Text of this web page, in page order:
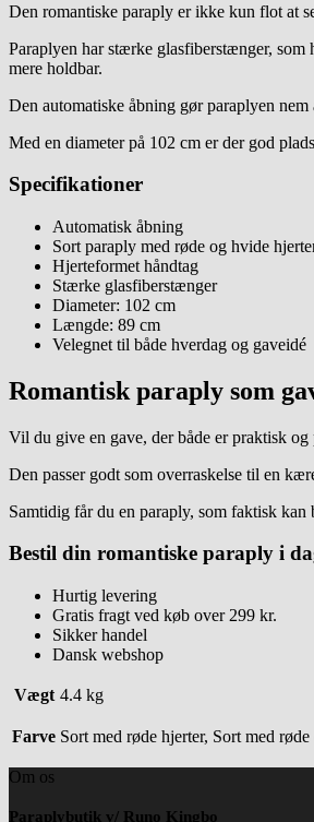
Den romantiske paraply er ikke kun flot at
Paraplyen har stærke glasfiberstænger,
mere holdbar.
Den automatiske åbning gør paraplyen
Med en diameter på 102 cm er der god
Specifikationer
Automatisk åbning
Sort paraply med røde og hvide
Hjerteformet håndtag
Stærke glasfiberstænger
Diameter: 102 cm
Længde: 89 cm
Velegnet til både hverdag og gaveidé
Romantisk paraply som
Vil du give en gave, der både er praktisk
Den passer godt som overraskelse til en
Samtidig får du en paraply, som faktisk
Bestil din romantiske paraply i
Hurtig levering
Gratis fragt ved køb over 299 kr.
Sikker handel
Dansk webshop
Vægt 4.4 kg
Farve Sort med røde hjerter, Sort med
Om os
Paraplybutik v/ Runo Kingbo